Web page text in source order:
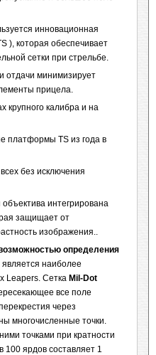
инновационная
), которая обеспечивает
сетки при стрельбе.
отдачи минимизирует
прицела.
крупного калибра и на
платформы TS из года в
без исключения
интегрирована
защищает от
изображения..
определения
наиболее
Leapers. Сетка Mil-Dot
все поле
через
многочисленные точки.
точками при кратности
100 ярдов составляет 1